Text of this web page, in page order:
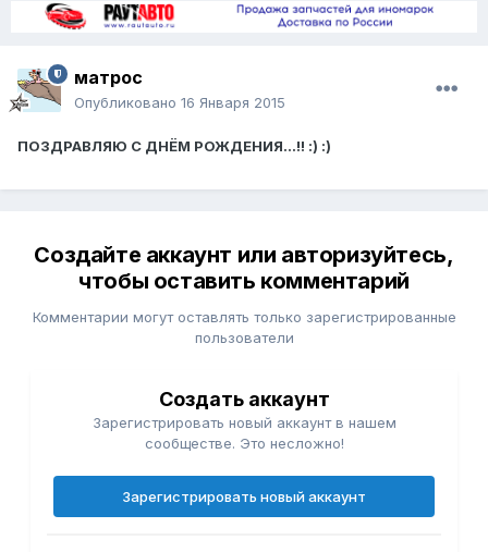
матрос
Опубликовано 16 Января 2015
​ПОЗДРАВЛЯЮ С ДНЁМ РОЖДЕНИЯ...!! :) :)
Создайте аккаунт или авторизуйтесь,
чтобы оставить комментарий
Комментарии могут оставлять только зарегистрированные
пользователи
Создать аккаунт
Зарегистрировать новый аккаунт в нашем
сообществе. Это несложно!
Зарегистрировать новый аккаунт